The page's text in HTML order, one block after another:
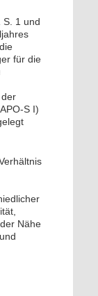
S. 1 und
für die
S I)
Nähe